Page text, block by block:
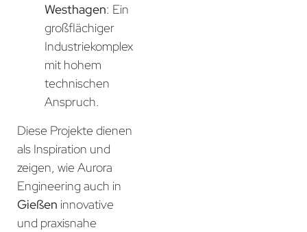
Westhagen: Ein
großflächiger
Industriekomplex
mit hohem
technischen
Anspruch.
Diese Projekte dienen
als Inspiration und
zeigen, wie Aurora
Engineering auch in
Gießen innovative
und praxisnahe